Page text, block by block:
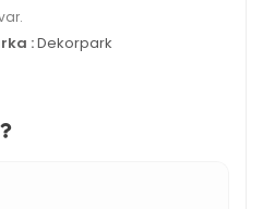
:Dekorpark